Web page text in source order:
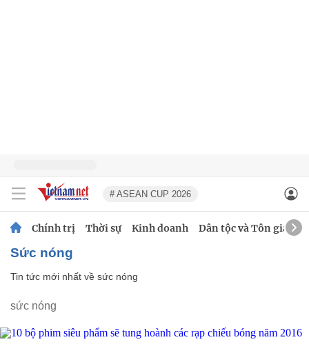
# ASEAN CUP 2026
Chính trị Thời sự Kinh doanh Dân tộc và Tôn giáo
sức nóng
Tin tức mới nhất về sức nóng
sức nóng